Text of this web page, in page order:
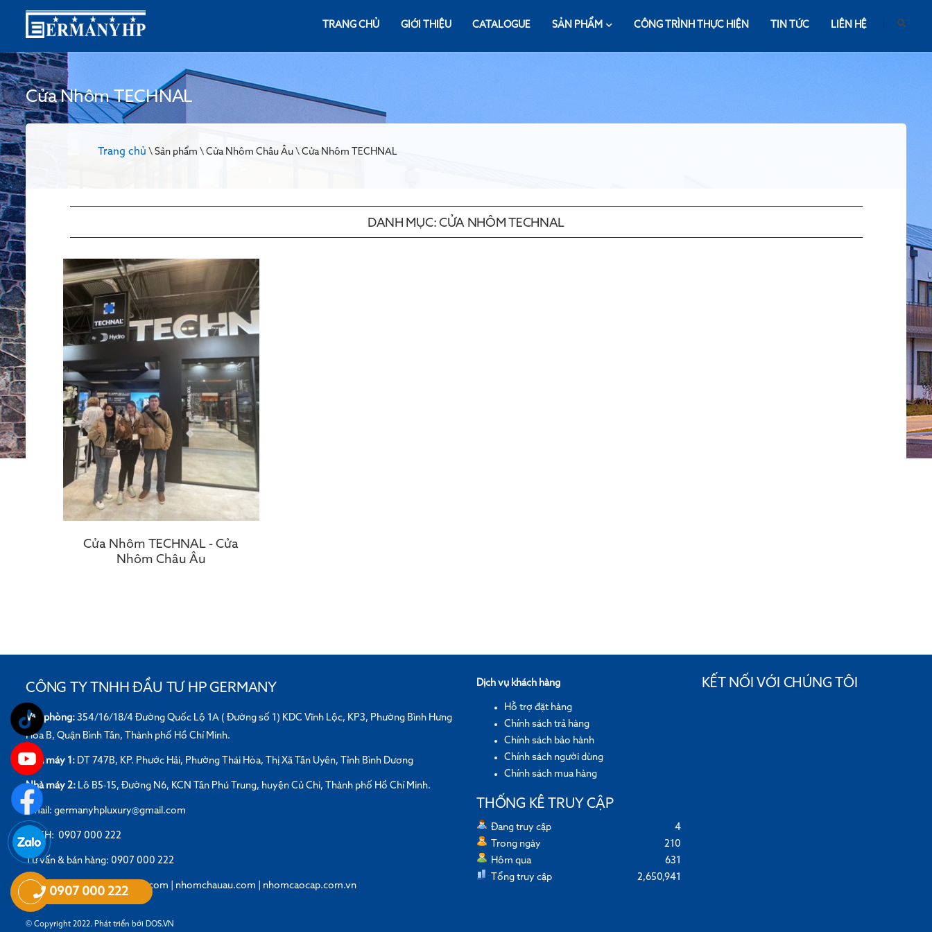
TRANG CHỦ GIỚI THIỆU CATALOGUE SẢN PHẨM CÔNG TRÌNH THỰC HIỆN TIN TỨC LIÊN HỆ
Cửa Nhôm TECHNAL
Trang chủ \ Sản phẩm \ Cửa Nhôm Châu Âu \ Cửa Nhôm TECHNAL
DANH MỤC: CỬA NHÔM TECHNAL
Cửa Nhôm TECHNAL - Cửa
Nhôm Châu Âu
CÔNG TY TNHH ĐẦU TƯ HP GERMANY
Văn phòng: 354/16/18/4 Đường Quốc Lộ 1A ( Đường số 1) KDC Vĩnh Lộc, KP3, Phường Bình Hưng
Hòa B, Quận Bình Tân, Thành phố Hồ Chí Minh.
Nhà máy 1: DT 747B, KP. Phước Hải, Phường Thái Hòa, Thị Xã Tân Uyên, Tỉnh Bình Dương
Nhà máy 2: Lô B5-15, Đường N6, KCN Tân Phú Trung, huyện Củ Chi, Thành phố Hồ Chí Minh.
Email: germanyhpluxury@gmail.com
CSKH: 0907 000 222
Tư vấn & bán hàng: 0907 000 222
Website:nhomgermanyhp.com nhomchauau.com nhomcaocap.com.vn
Dịch vụ khách hàng
Hỗ trợ đặt hàng
Chính sách trả hàng
Chính sách bảo hành
Chính sách người dùng
Chính sách mua hàng
THỐNG KÊ TRUY CẬP
Đang truy cập
4
Trong ngày
210
Hôm qua
631
Tổng truy cập
2,650,941
KẾT NỐI VỚI CHÚNG TÔI
© Copyright 2022. Phát triển bới DOS.VN
0907 000 222